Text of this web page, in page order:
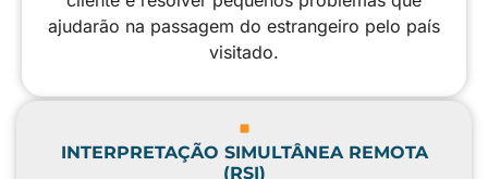
ajudarão na passagem do estrangeiro pelo país
visitado.
INTERPRETAÇÃO SIMULTÂNEA REMOTA
(RSI)